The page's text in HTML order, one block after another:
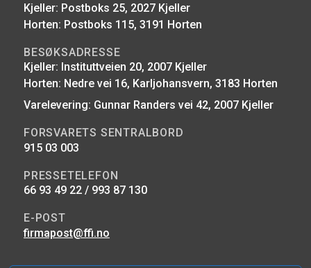
Kjeller: Postboks 25, 2027 Kjeller
Horten: Postboks 115, 3191 Horten
BESØKSADRESSE
Kjeller: Instituttveien 20, 2007 Kjeller
Horten: Nedre vei 16, Karljohansvern, 3183 Horten
Varelevering: Gunnar Randers vei 42, 2007 Kjeller
FORSVARETS SENTRALBORD
915 03 003
PRESSETELEFON
66 93 49 22 / 993 87 130
E-POST
firmapost@ffi.no